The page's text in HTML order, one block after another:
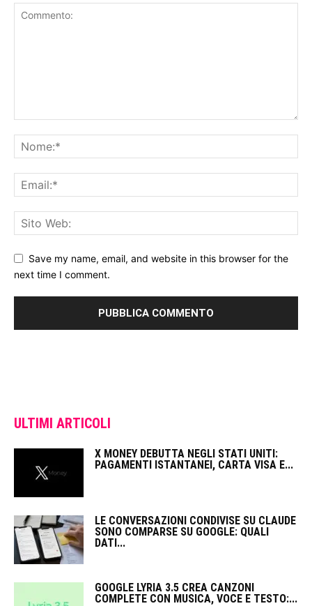
Save my name, email, and website in this browser for the
next time I comment.
ULTIMI ARTICOLI
X MONEY DEBUTTA NEGLI STATI UNITI:
PAGAMENTI ISTANTANEI, CARTA VISA E...
LE CONVERSAZIONI CONDIVISE SU CLAUDE
SONO COMPARSE SU GOOGLE: QUALI
DATI...
GOOGLE LYRIA 3.5 CREA CANZONI
COMPLETE CON MUSICA, VOCE E TESTO:...